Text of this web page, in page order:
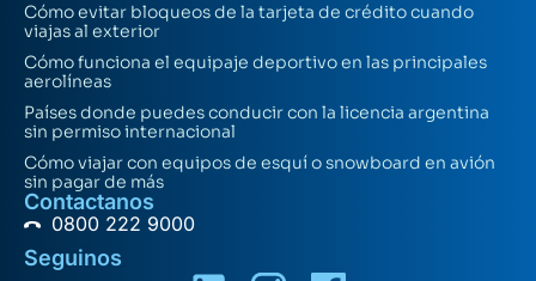
Cómo evitar bloqueos de la tarjeta de crédito cuando
viajas al exterior
Cómo funciona el equipaje deportivo en las principales
aerolíneas
Países donde puedes conducir con la licencia argentina
sin permiso internacional
Cómo viajar con equipos de esquí o snowboard en avión
sin pagar de más
Contactanos
0800 222 9000
Seguinos